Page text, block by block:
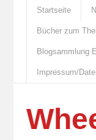
Startseite
Bücher zum
Blogsammlung
Impressum/